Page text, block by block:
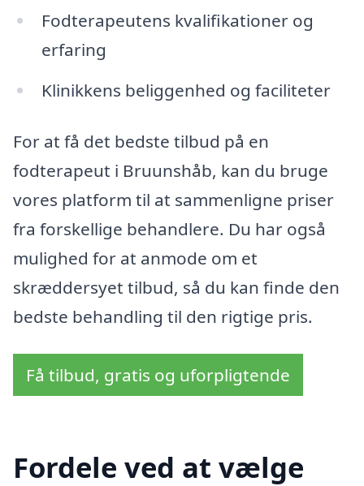
Fodterapeutens kvalifikationer og
erfaring
Klinikkens beliggenhed og faciliteter
For at få det bedste tilbud på en
fodterapeut i Bruunshåb, kan du bruge
vores platform til at sammenligne priser
fra forskellige behandlere. Du har også
mulighed for at anmode om et
skræddersyet tilbud, så du kan finde den
bedste behandling til den rigtige pris.
Få tilbud, gratis og uforpligtende
Fordele ved at vælge